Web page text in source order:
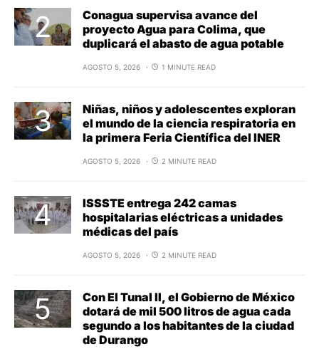
Conagua supervisa avance del
proyecto Agua para Colima, que
duplicará el abasto de agua potable
AGOSTO 5, 2026 1 MINUTE READ
Niñas, niños y adolescentes exploran
el mundo de la ciencia respiratoria en
la primera Feria Científica del INER
AGOSTO 5, 2026 2 MINUTE READ
ISSSTE entrega 242 camas
hospitalarias eléctricas a unidades
médicas del país
AGOSTO 5, 2026 2 MINUTE READ
Con El Tunal II, el Gobierno de México
dotará de mil 500 litros de agua cada
segundo a los habitantes de la ciudad
de Durango